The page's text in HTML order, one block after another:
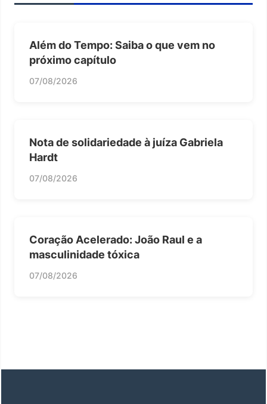
Além do Tempo: Saiba o que vem no
próximo capítulo
07/08/2026
Nota de solidariedade à juíza Gabriela
Hardt
07/08/2026
Coração Acelerado: João Raul e a
masculinidade tóxica
07/08/2026